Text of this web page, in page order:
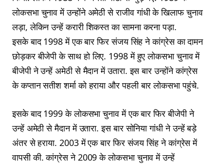
लोकसभा चुनाव में उन्होंने अमेठी से राजीव गांधी के खिलाफ चुनाव
लड़ा, लेकिन उन्हें करारी शिकस्त का सामना करना पड़ा.
इसके बाद 1998 में एक बार फिर संजय सिंह ने कांग्रेस का दामन
छोड़कर बीजेपी के साथ हो लिए. 1998 में हुए लोकसभा चुनाव में
बीजेपी ने उन्हें अमेठी से मैदान में उतारा. इस बार उन्होंने कांग्रेस
के कप्तान सतीश शर्मा को हराया और पहली बार लोकसभा पहुंचे.
इसके बाद 1999 के लोकसभा चुनाव में एक बार फिर बीजेपी ने
उन्हें अमेठी से मैदान में उतारा. इस बार सोनिया गांधी ने उन्हें बड़े
अंतर से हराया. 2003 में एक बार फिर संजय सिंह ने कांग्रेस में
वापसी की. कांग्रेस ने 2009 के लोकसभा चुनाव में उन्हें